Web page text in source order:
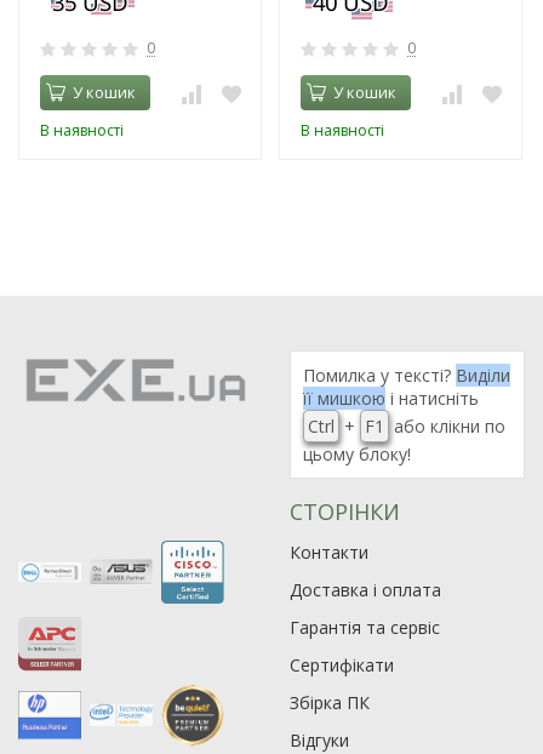
0
У кошик
В наявності
0
У кошик
В наявності
Помилка у тексті? Виділи
її мишкою і натисніть
Ctrl + F1
або клікни по
цьому блоку!
СТОРІНКИ
Контакти
Доставка і оплата
Гарантія та сервіс
Сертифікати
Збірка ПК
Відгуки